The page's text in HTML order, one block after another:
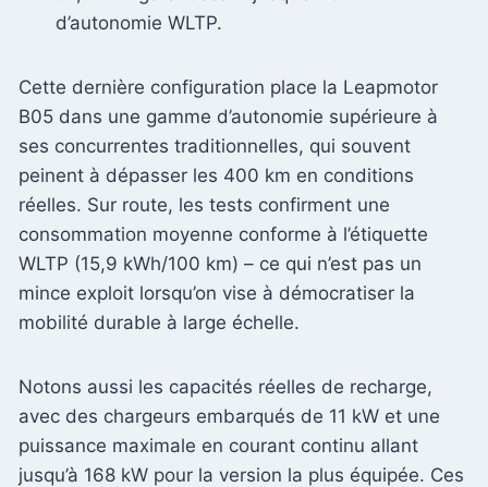
d’autonomie WLTP.
Cette dernière configuration place la Leapmotor
B05 dans une gamme d’autonomie supérieure à
ses concurrentes traditionnelles, qui souvent
peinent à dépasser les 400 km en conditions
réelles. Sur route, les tests confirment une
consommation moyenne conforme à l’étiquette
WLTP (15,9 kWh/100 km) – ce qui n’est pas un
mince exploit lorsqu’on vise à démocratiser la
mobilité durable à large échelle.
Notons aussi les capacités réelles de recharge,
avec des chargeurs embarqués de 11 kW et une
puissance maximale en courant continu allant
jusqu’à 168 kW pour la version la plus équipée. Ces